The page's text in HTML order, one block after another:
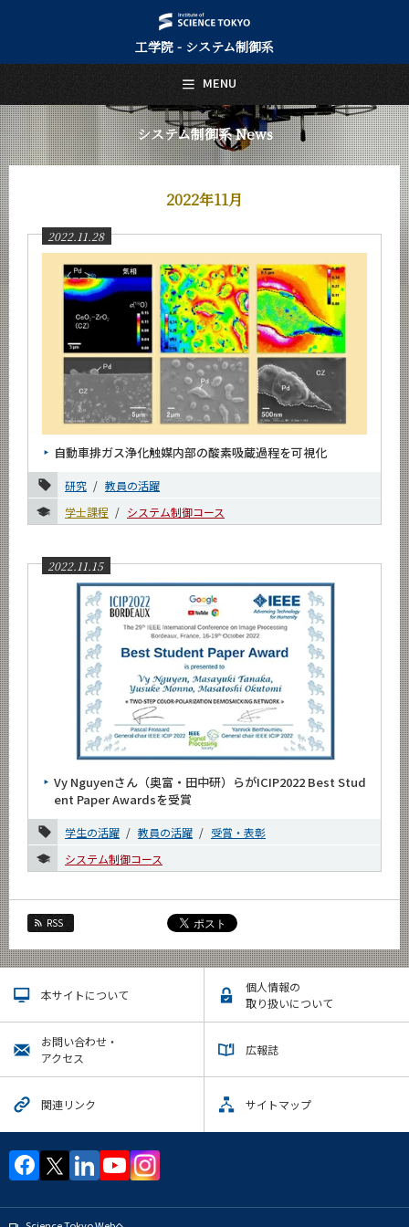
工学院 - システム制御系
システム制御系 News
2022年11月
2022.11.28
自動車排ガス浄化触媒内部の酸素吸蔵過程を可視化
研究
教員の活躍
学士課程
システム制御コース
2022.11.15
Vy Nguyenさん（奥富・田中研）らがICIP2022 Best Stud
ent Paper Awardsを受賞
学生の活躍 教員の活躍
受賞・表彰
システム制御コース
RSS
本サイトについて
個人情報の
取り扱いについて
お問い合わせ・
アクセス
広報誌
関連リンク サイトマップ
MENU
日本語 English
トップページ
Top Page
システム制御系について
About Us
教員・研究室
Faculty and Laboratories
Future
入学案内
Admissions
システム制御系 News
News
News 一覧
カテゴリ別
課程別
月別
2026年
2025年
2024年
2023年
2022年
11月
10月
2018年
2017年
2015年